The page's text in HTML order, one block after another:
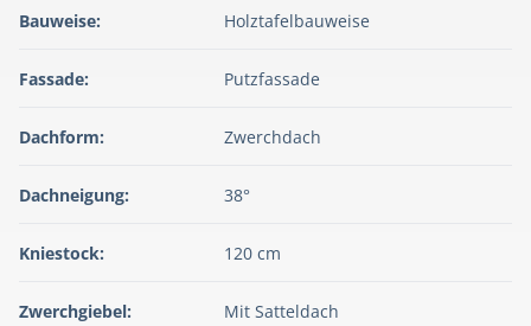
Bauweise: Holztafelbauweise
Fassade: Putzfassade
Dachform: Zwerchdach
Dachneigung: 38°
Kniestock: 120 cm
Zwerchgiebel: Mit Satteldach